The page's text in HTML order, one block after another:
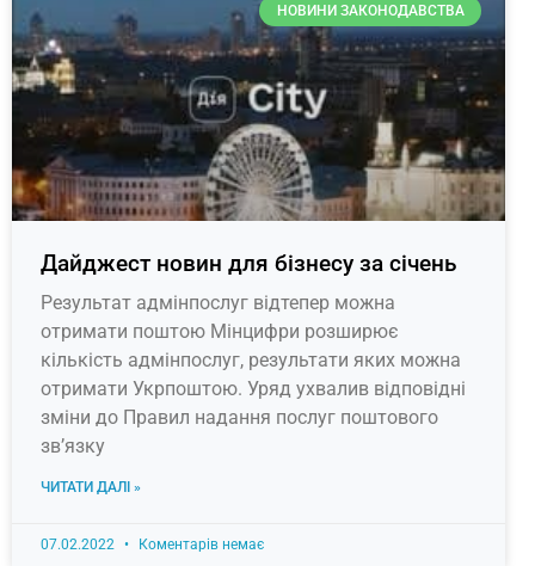
НОВИНИ ЗАКОНОДАВСТВА
Дайджест новин для бізнесу за січень
Результат адмінпослуг відтепер можна
отримати поштою Мінцифри розширює
кількість адмінпослуг, результати яких можна
отримати Укрпоштою. Уряд ухвалив відповідні
зміни до Правил надання послуг поштового
зв’язку
ЧИТАТИ ДАЛІ »
07.02.2022 Коментарів немає